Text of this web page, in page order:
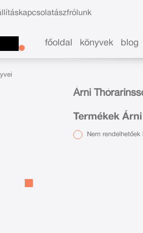
kapcsolatászfrólunk
főoldal könyvek blog
Árni
Termékek
Nem